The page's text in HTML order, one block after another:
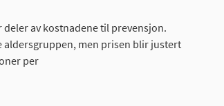
av kostnadene til prevensjon.
men prisen blir justert
per